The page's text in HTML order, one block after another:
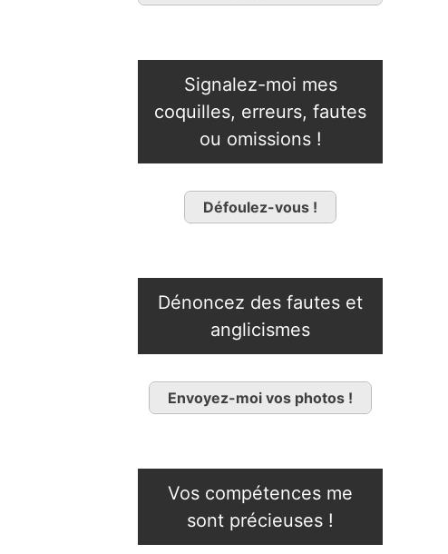
Signalez-moi mes
coquilles, erreurs, fautes
ou omissions !
Défoulez-vous !
Dénoncez des fautes et
anglicismes
Envoyez-moi vos photos !
Vos compétences me
sont précieuses !